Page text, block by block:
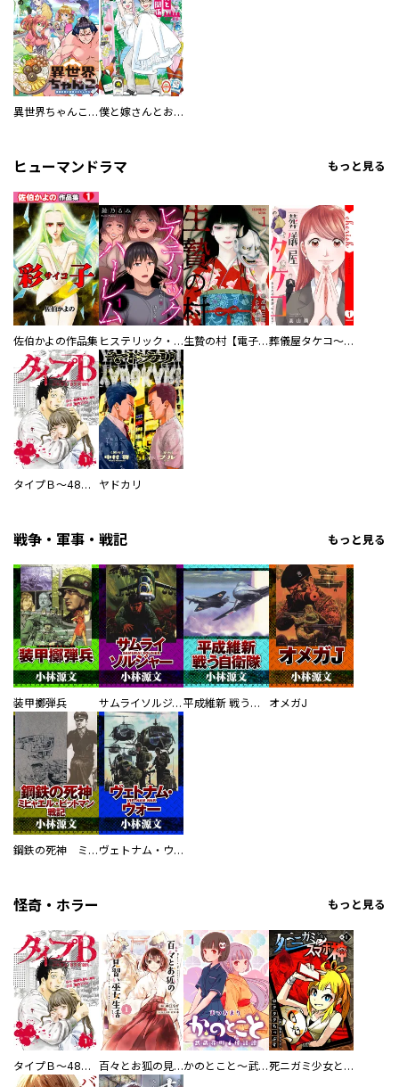
異世界ちゃんこ～横綱目前に召喚されたんだが～ 【連載版】 僕と嫁さんとお酒の関係
ヒューマンドラマ もっと見る
佐伯かよの作品集 ヒステリック・ハーレム～搾られる男と堕ちる女～【電子単行本版】 生贄の村【電子単行本版】 葬儀屋タケコ～あなたの最期、叶えます【電子単行本版】
タイプＢ～48時間後、致死率100％～【単話】 ヤドカリ
戦争・軍事・戦記 もっと見る
装甲擲弾兵 サムライソルジャー SAMURAI SOLDIER 平成維新 戦う自衛隊 オメガJ
鋼鉄の死神 ミヒャエル・ビットマン戦記 ヴェトナム・ウォー VIETNAM WAR
怪奇・ホラー もっと見る
タイプＢ～48時間後、致死率100％～【単話】 百々とお狐の見習い巫女生活【単行本版】 かのとこと～武蔵花町怪話譚～ 【連載版】 死ニガミ少女とスマホ神